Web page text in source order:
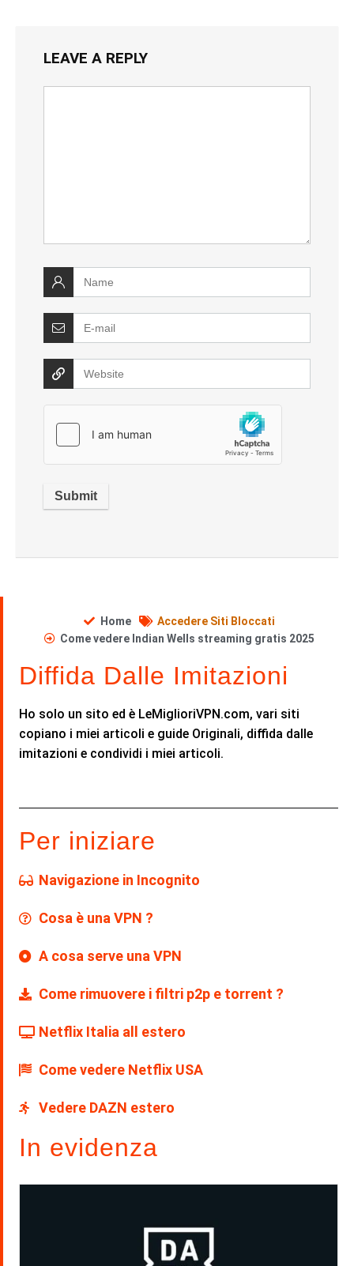
LEAVE A REPLY
Home
Accedere Siti Bloccati
Come vedere Indian Wells streaming gratis 2025
Diffida Dalle Imitazioni
Ho solo un sito ed è LeMiglioriVPN.com, vari siti
copiano i miei articoli e guide Originali, diffida dalle
imitazioni e condividi i miei articoli.
Per iniziare
Navigazione in Incognito
Cosa è una VPN ?
A cosa serve una VPN
Come rimuovere i filtri p2p e torrent ?
Netflix Italia all estero
Come vedere Netflix USA
Vedere DAZN estero
In evidenza